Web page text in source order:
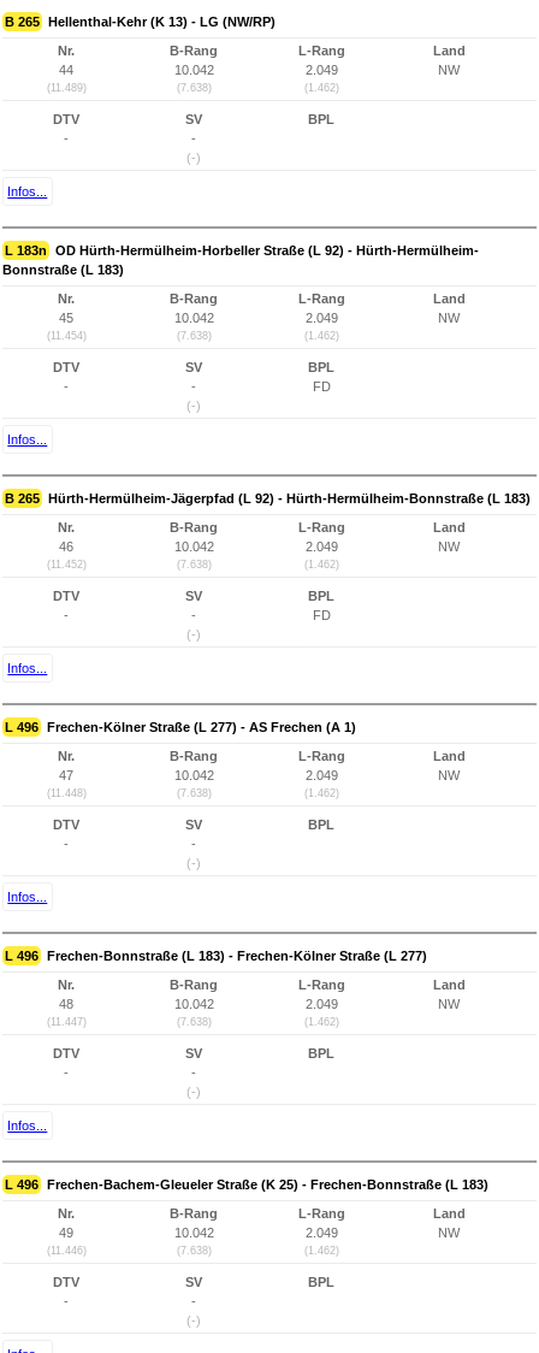
B 265 Hellenthal-Kehr (K 13) - LG (NW/RP)
Nr.
44
(11.489)
B-Rang
10.042
(7.638)
L-Rang
2.049
(1.462)
Land
NW
DTV
-
SV
-
(-)
BPL
Infos...
L 183n
OD Hürth-Hermülheim-Horbeller Straße (L 92) - Hürth-Hermülheim-
Bonnstraße (L 183)
Nr.
45
(11.454)
B-Rang
10.042
(7.638)
L-Rang
2.049
(1.462)
Land
NW
DTV
-
SV
-
(-)
BPL
FD
Infos...
B 265 Hürth-Hermülheim-Jägerpfad (L 92) - Hürth-Hermülheim-Bonnstraße (L 183)
Nr.
46
(11.452)
B-Rang
10.042
(7.638)
L-Rang
2.049
(1.462)
Land
NW
DTV
-
SV
-
(-)
BPL
FD
Infos...
L 496 Frechen-Kölner Straße (L 277) - AS Frechen (A 1)
Nr.
47
(11.448)
B-Rang
10.042
(7.638)
L-Rang
2.049
(1.462)
Land
NW
DTV
-
SV
-
(-)
BPL
Infos...
L 496 Frechen-Bonnstraße (L 183) - Frechen-Kölner Straße (L 277)
Nr.
48
(11.447)
B-Rang
10.042
(7.638)
L-Rang
2.049
(1.462)
Land
NW
DTV
-
SV
-
(-)
BPL
Infos...
L 496 Frechen-Bachem-Gleueler Straße (K 25) - Frechen-Bonnstraße (L 183)
Nr.
49
(11.446)
B-Rang
10.042
(7.638)
L-Rang
2.049
(1.462)
Land
NW
DTV
-
SV
-
(-)
BPL